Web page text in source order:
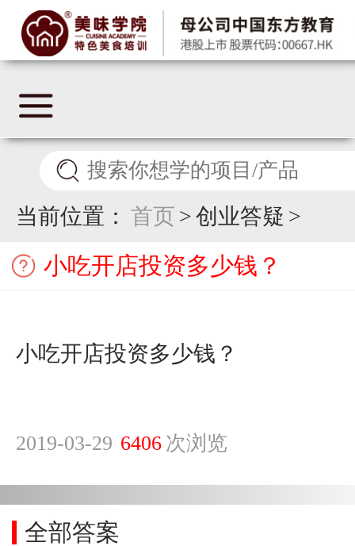
当前位置： 首页 >创业答疑 >
小吃开店投资多少钱？
小吃开店投资多少钱？
2019-03-29 6406 次浏览
全部答案